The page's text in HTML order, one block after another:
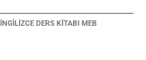
İNGİLİZCE DERS KİTABI MEB